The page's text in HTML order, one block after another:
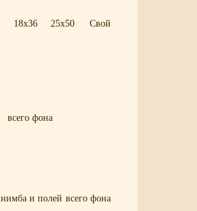
18x36 25x50 Свой
всего фона
нимба и полей всего фона